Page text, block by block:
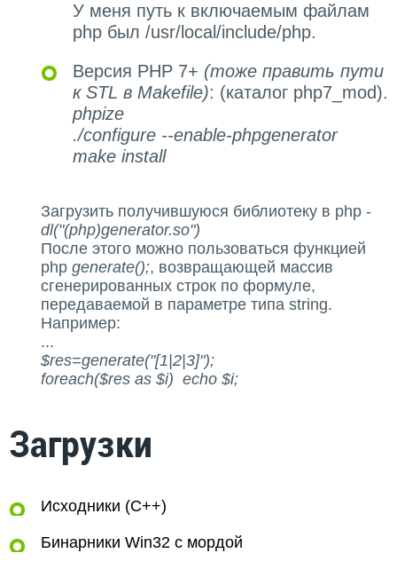
У меня путь к включаемым файлам
php был /usr/local/include/php.
Версия PHP 7+ (тоже править пути
к STL в Makefile): (каталог php7_mod).
phpize
./configure --enable-phpgenerator
make install
Загрузить получившуюся библиотеку в php -
dl("(php)generator.so")
После этого можно пользоваться функцией
php generate();, возвращающей массив
сгенерированных строк по формуле,
передаваемой в параметре типа string.
Например:
...
$res=generate("[1|2|3]");
foreach($res as $i) echo $i;
Загрузки
Исходники (C++)
Бинарники Win32 с мордой